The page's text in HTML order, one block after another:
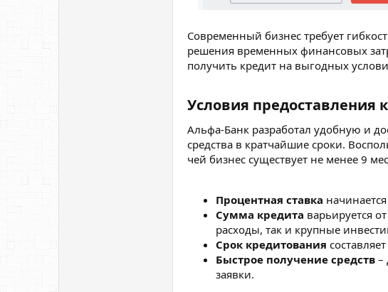
Современный бизнес требует
решения временных финансовых
получить кредит на выгодных
Условия предоставления
Альфа-Банк разработал удобную и
средства в кратчайшие сроки.
чей бизнес существует не менее 9
Процентная ставка
Сумма кредита варьируется
расходы, так и крупные
Срок кредитования
Быстрое получение средств –
заявки.